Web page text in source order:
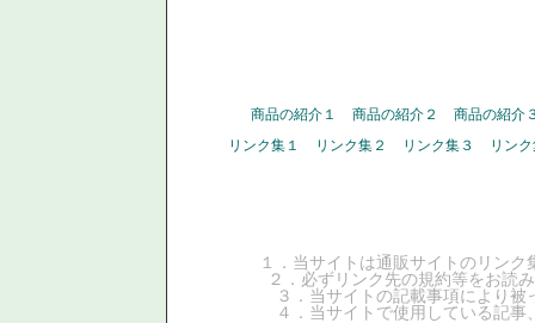
商品の紹介１ 商品の紹介２
商品の紹介
リンク集１
リンク集２ リンク集３ リン
１．当サイトは通販サイトのリ
２．必ずリンク先の規約等をお読
３．当サイトの記載事項により
４．当サイトで使用している記